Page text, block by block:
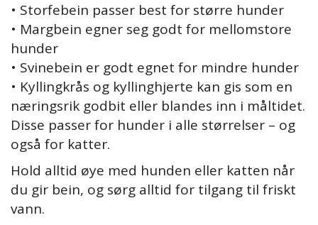
• Storfebein passer best for større hunder
• Margbein egner seg godt for mellomstore
hunder
• Svinebein er godt egnet for mindre hunder
• Kyllingkrås og kyllinghjerte kan gis som en
næringsrik godbit eller blandes inn i måltidet.
Disse passer for hunder i alle størrelser – og
også for katter.
Hold alltid øye med hunden eller katten når
du gir bein, og sørg alltid for tilgang til friskt
vann.